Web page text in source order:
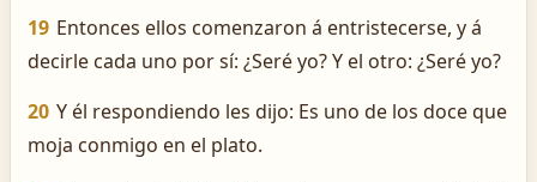
19 Entonces ellos comenzaron á entristecerse, y á
decirle cada uno por sí: ¿Seré yo? Y el otro: ¿Seré yo?
20 Y él respondiendo les dijo: Es uno de los doce que
moja conmigo en el plato.